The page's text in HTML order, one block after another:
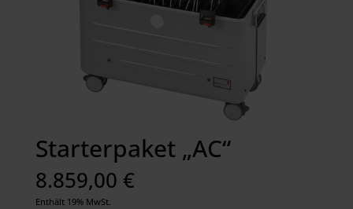
Starterpaket „AC“
8.859,00 €
Enthält 19% MwSt.